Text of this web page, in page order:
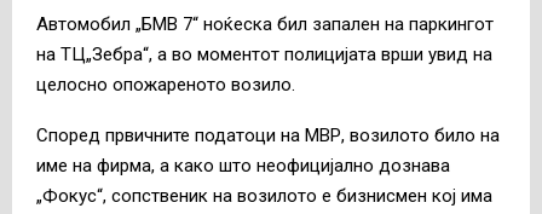
Автомобил „БМВ 7“ ноќеска бил запален на паркингот
на ТЦ„Зебра“, а во моментот полицијата врши увид на
целосно опожареното возило.
Според првичните податоци на МВР, возилото било на
име на фирма, а како што неофицијално дознава
„Фокус“, сопственик на возилото е бизнисмен кој има